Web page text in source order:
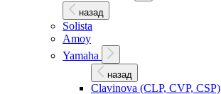
назад
Solista
Amoy
Yamaha
назад
Clavinova (CLP, CVP, CSP)